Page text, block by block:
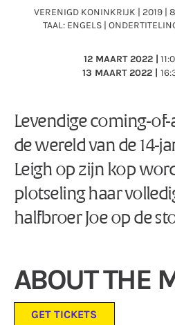
VERENIGD KONINKRIJK | 2019 |
TAAL: ENGELS |
12 MAART 2022 |
13 MAART 2022 |
Levendige coming-
de wereld van de 14-
Leigh op zijn kop
plotseling haar
halfbroer Joe op de
ABOUT THE
GET TICKETS